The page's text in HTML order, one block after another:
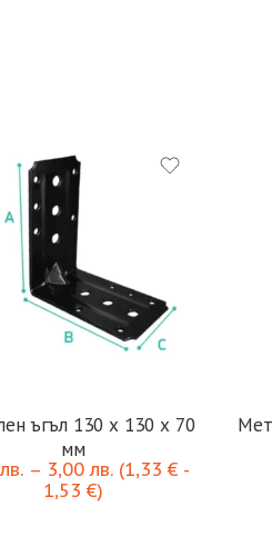
ъгъл 130 х 130 х 70
мм
лв. – 3,00лв. (1,33€ -
1,53€)